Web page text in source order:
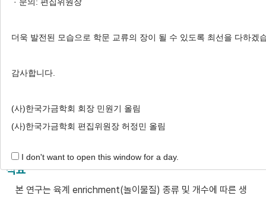
Hyunsoo Kim 1,*
Hwan-Ku Kang1,†
Author Information & Copyright
Accepted:Dec 23, 2022
Published Online: Dec 31, 2022
적요
본 연구는 육계 enrichment(놀이물질) 종류 및 개수에 따른 생
더욱 발전된 모습으로 학문 교류의 장이 될 수 있도록 최선을 다하겠
감사합니다.
(사)한국가금학회 회장 민원기 올림
(사)한국가금학회 편집위원장 허정민 올림
I don't want to open this window for a day.